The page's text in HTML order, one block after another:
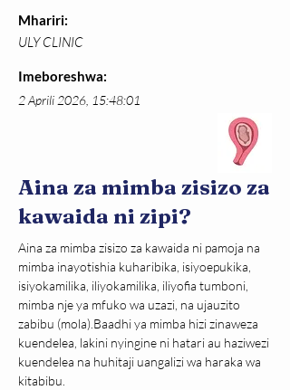
Mhariri:
ULY CLINIC
Imeboreshwa:
2 Aprili 2026, 15:48:01
Aina za mimba zisizo za
kawaida ni zipi?
Aina za mimba zisizo za kawaida ni pamoja na
mimba inayotishia kuharibika, isiyoepukika,
isiyokamilika, iliyokamilika, iliyofia tumboni,
mimba nje ya mfuko wa uzazi, na ujauzito
zabibu (mola).Baadhi ya mimba hizi zinaweza
kuendelea, lakini nyingine ni hatari au haziwezi
kuendelea na huhitaji uangalizi wa haraka wa
kitabibu.